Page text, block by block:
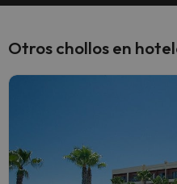
Otros chollos en